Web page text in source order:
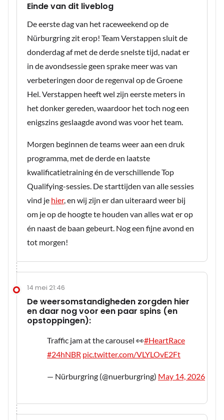
Einde van dit liveblog
De eerste dag van het raceweekend op de
Nürburgring zit erop! Team Verstappen sluit de
donderdag af met de derde snelste tijd, nadat er
in de avondsessie geen sprake meer was van
verbeteringen door de regenval op de Groene
Hel. Verstappen heeft wel zijn eerste meters in
het donker gereden, waardoor het toch nog een
enigszins geslaagde avond was voor het team.
Morgen beginnen de teams weer aan een druk
programma, met de derde en laatste
kwalificatietraining én de verschillende Top
Qualifying-sessies. De starttijden van alle sessies
vind je hier, en wij zijn er dan uiteraard weer bij
om je op de hoogte te houden van alles wat er op
én naast de baan gebeurt. Nog een fijne avond en
tot morgen!
14 mei 21:46
De weersomstandigheden zorgden hier
en daar nog voor een paar spins (en
opstoppingen):
Traffic jam at the carousel 👀#HeartRace
#24hNBR pic.twitter.com/VLYLOvE2Ft
— Nürburgring (@nuerburgring) May 14, 2026